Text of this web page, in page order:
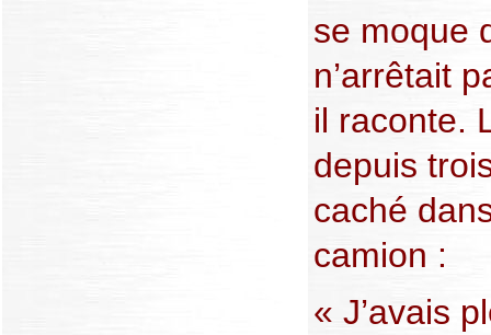
se moque
n’arrêtait
il raconte.
depuis
caché
camion :
« J’avais